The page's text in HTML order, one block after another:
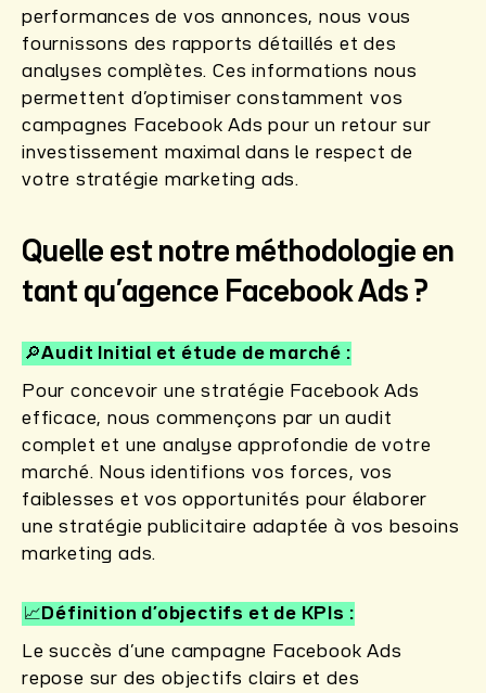
performances de vos annonces, nous vous
fournissons des rapports détaillés et des
analyses complètes. Ces informations nous
permettent d’optimiser constamment vos
campagnes Facebook Ads pour un retour sur
investissement maximal dans le respect de
votre stratégie marketing ads.
Quelle est notre méthodologie en
tant qu’agence Facebook Ads ?
🔎Audit Initial et étude de marché
Pour concevoir une stratégie Facebook Ads
efficace, nous commençons par un audit
complet et une analyse approfondie de votre
marché. Nous identifions vos forces, vos
faiblesses et vos opportunités pour élaborer
une stratégie publicitaire adaptée à vos besoins
marketing ads.
📈Définition d’objectifs et de KPIs
Le succès d’une campagne Facebook Ads
repose sur des objectifs clairs et des